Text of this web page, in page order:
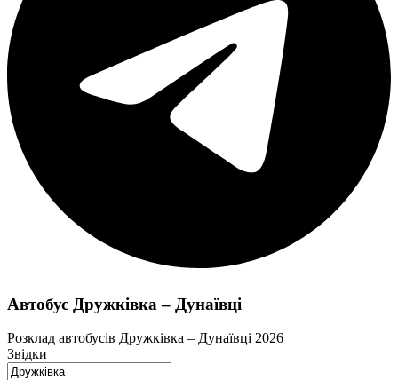
Автобус Дружківка – Дунаївці
Розклад автобусів Дружківка – Дунаївці 2026
Звідки